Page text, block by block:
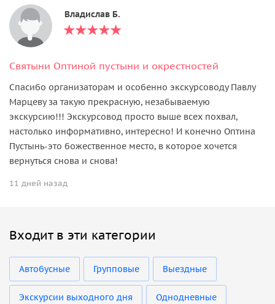
Владислав Б.
Святыни Оптиной пустыни и окрестностей
Спасибо организаторам и особенно экскурсоводу Павлу
Марцеву за такую прекрасную, незабываемую
экскурсию!!! Экскурсовод просто выше всех похвал,
настолько информативно, интересно! И конечно Оптина
Пустынь-это божественное место, в которое хочется
вернуться снова и снова!
11 дней назад
Входит в эти категории
Автобусные Групповые Выездные
Экскурсии выходного дня Однодневные